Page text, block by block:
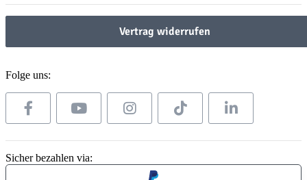
Vertrag widerrufen
Folge uns:
Sicher bezahlen via: